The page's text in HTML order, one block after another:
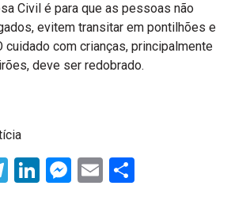
Civil é para que as pessoas não
evitem transitar em pontilhões e
cuidado com crianças, principalmente
deve ser redobrado.
Telegram
LinkedIn
Messenger
Email